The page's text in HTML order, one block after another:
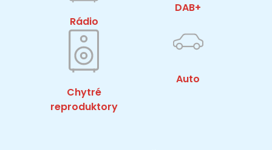
Rádio
DAB+
Chytré
reproduktory
Auto